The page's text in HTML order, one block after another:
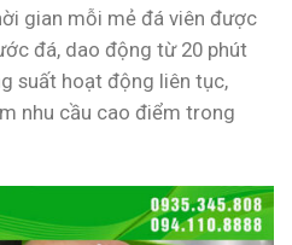
gian mỗi mẻ đá viên được
đá, dao động từ 20 phút
suất hoạt động liên tục,
nhu cầu cao điểm trong